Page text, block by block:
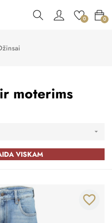
0 0
moterims

VISKAM
favorite_border